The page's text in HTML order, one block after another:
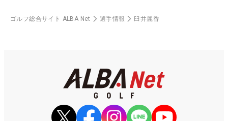
ゴルフ総合サイト ALBA Net 選手情報 臼井麗香